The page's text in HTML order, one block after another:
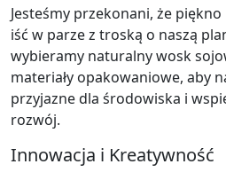
Jesteśmy przekonani, że
iść w parze z troską o naszą
wybieramy naturalny wosk
materiały opakowaniowe, aby
przyjazne dla środowiska i
rozwój.
Innowacja i Kreatywność